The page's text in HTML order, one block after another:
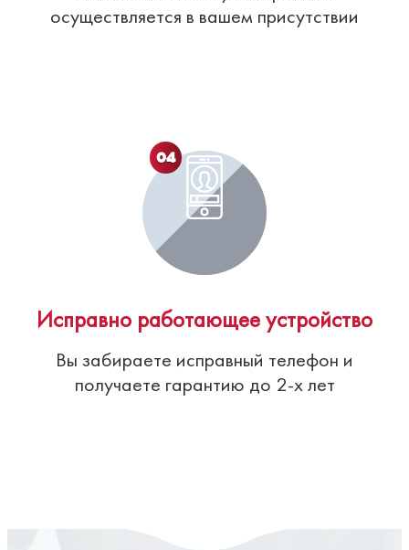
осуществляется в вашем присутствии
04
Исправно работающее устройство
Вы забираете исправный телефон и
получаете гарантию до 2-х лет